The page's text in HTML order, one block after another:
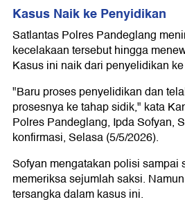
Kasus Naik ke Penyidikan
Satlantas Polres Pandeglang
kecelakaan tersebut hingga
Kasus ini naik dari penyelidikan
"Baru proses penyelidikan dan
prosesnya ke tahap sidik," kata
Polres Pandeglang, Ipda Sofyan,
konfirmasi, Selasa (5/5/2026).
Sofyan mengatakan polisi sampai
memeriksa sejumlah saksi.
tersangka dalam kasus ini.